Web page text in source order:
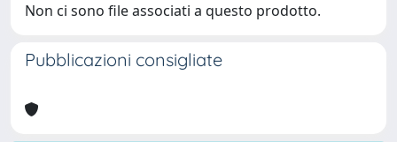
Non ci sono file associati a questo prodotto.
Pubblicazioni consigliate